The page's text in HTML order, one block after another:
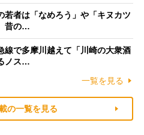
若者は「なめろう」や「キヌカツ
昔の…
線で多摩川越えて「川崎の大衆酒
ノス…
一覧を見る
の一覧を見る